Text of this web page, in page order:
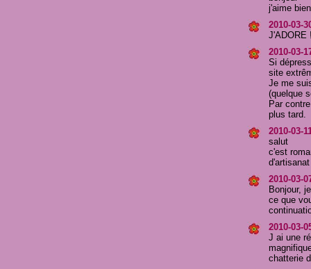
j'aime bien
2010-03-
J'ADORE
2010-03-
Si
site
Je me
(quelque
Par
plus tard.
2010-03-
salut
c'est
2010-03-
Bonjour,
ce que
2010-03-
J ai une
chatterie